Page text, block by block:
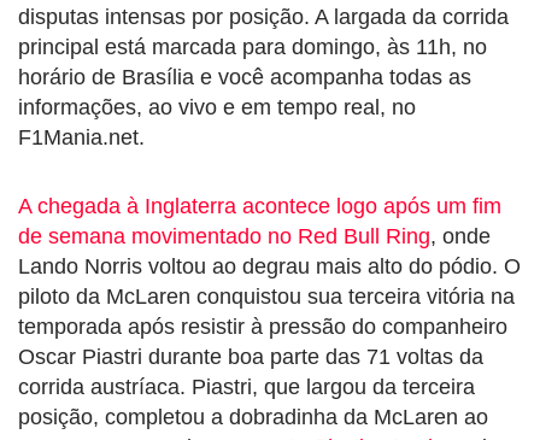
disputas intensas por posição. A largada da corrida
principal está marcada para domingo, às 11h, no
horário de Brasília e você acompanha todas as
informações, ao vivo e em tempo real, no
F1Mania.net.
A chegada à Inglaterra acontece logo após um fim
de semana movimentado no Red Bull Ring, onde
Lando Norris voltou ao degrau mais alto do pódio. O
piloto da McLaren conquistou sua terceira vitória na
temporada após resistir à pressão do companheiro
Oscar Piastri durante boa parte das 71 voltas da
corrida austríaca. Piastri, que largou da terceira
posição, completou a dobradinha da McLaren ao